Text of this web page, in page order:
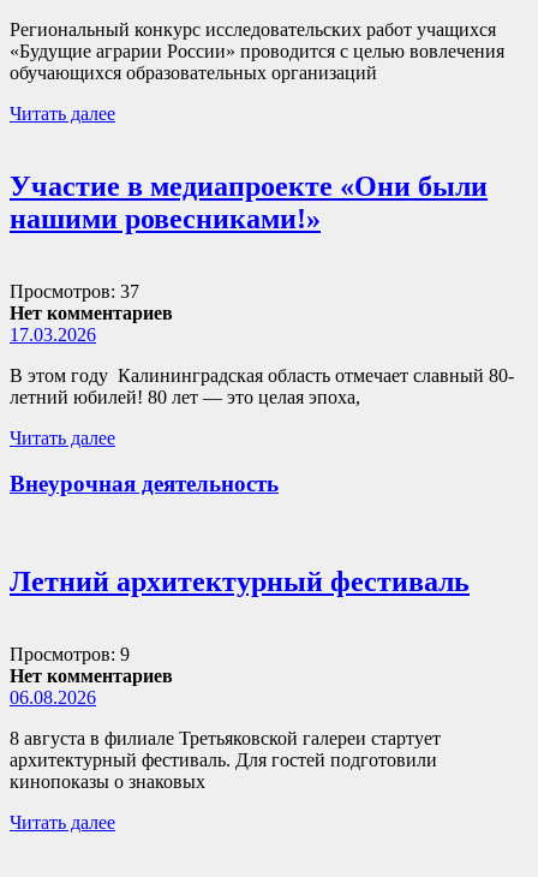
Региональный конкурс исследовательских работ учащихся
«Будущие аграрии России» проводится с целью вовлечения
обучающихся образовательных организаций
Читать далее
Участие в медиапроекте «Они были
нашими ровесниками!»
Просмотров: 37
Нет комментариев
17.03.2026
В этом году Калининградская область отмечает славный 80-
летний юбилей! 80 лет — это целая эпоха,
Читать далее
Внеурочная деятельность
Летний архитектурный фестиваль
Просмотров: 9
Нет комментариев
06.08.2026
8 августа в филиале Третьяковской галереи стартует
архитектурный фестиваль. Для гостей подготовили
кинопоказы о знаковых
Читать далее